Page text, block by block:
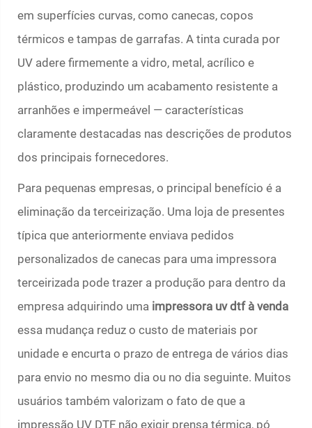
em superfícies curvas, como canecas, copos
térmicos e tampas de garrafas. A tinta curada por
UV adere firmemente a vidro, metal, acrílico e
plástico, produzindo um acabamento resistente a
arranhões e impermeável — características
claramente destacadas nas descrições de produtos
dos principais fornecedores.
Para pequenas empresas, o principal benefício é a
eliminação da terceirização. Uma loja de presentes
típica que anteriormente enviava pedidos
personalizados de canecas para uma impressora
terceirizada pode trazer a produção para dentro da
empresa adquirindo uma impressora uv dtf à venda
essa mudança reduz o custo de materiais por
unidade e encurta o prazo de entrega de vários dias
para envio no mesmo dia ou no dia seguinte. Muitos
usuários também valorizam o fato de que a
impressão UV DTF não exigir prensa térmica, pó